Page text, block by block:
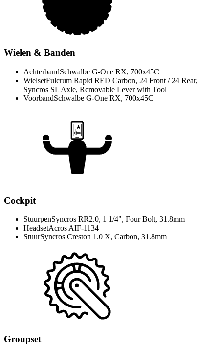
Wielen & Banden
AchterbandSchwalbe G-One RX, 700x45C
WielsetFulcrum Rapid RED Carbon, 24 Front / 24 Rear,
Syncros SL Axle, Removable Lever with Tool
VoorbandSchwalbe G-One RX, 700x45C
Cockpit
StuurpenSyncros RR2.0, 1 1/4", Four Bolt, 31.8mm
HeadsetAcros AIF-1134
StuurSyncros Creston 1.0 X, Carbon, 31.8mm
Groupset